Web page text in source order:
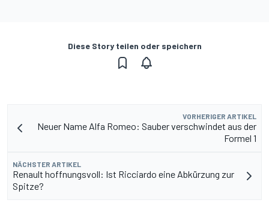
Diese Story teilen oder speichern
VORHERIGER ARTIKEL
Neuer Name Alfa Romeo: Sauber verschwindet aus der
Formel 1
NÄCHSTER ARTIKEL
Renault hoffnungsvoll: Ist Ricciardo eine Abkürzung zur
Spitze?